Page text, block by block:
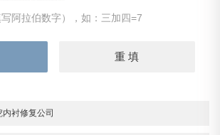
阿拉伯数字），如：三加四=7
衬修复公司